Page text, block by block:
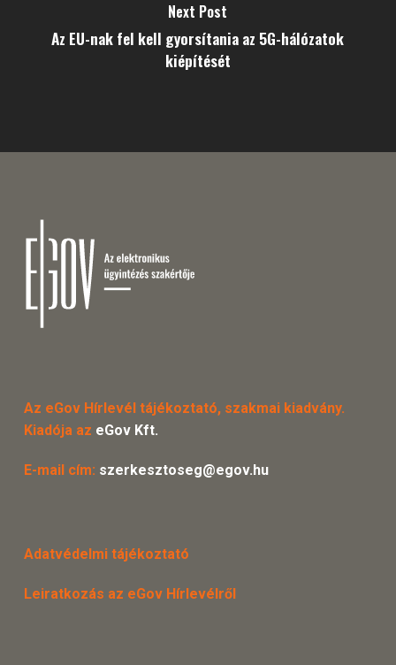
Next Post
Az EU-nak fel kell gyorsítania az 5G-hálózatok
kiépítését
Az eGov Hírlevél tájékoztató, szakmai kiadvány.
Kiadója az eGov Kft.
E-mail cím: szerkesztoseg@egov.hu
Adatvédelmi tájékoztató
Leiratkozás az eGov Hírlevélről